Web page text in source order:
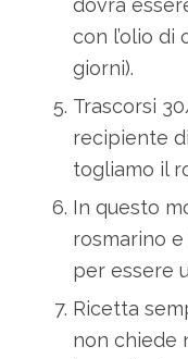
dovrà
con l’olio di
giorni).
Trascorsi
recipiente
togliamo il
In questo
rosmarino
per essere
Ricetta
non chiede